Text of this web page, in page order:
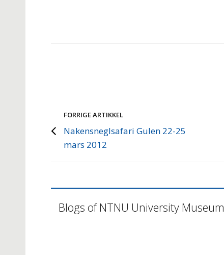
FORRIGE ARTIKKEL
Nakensneglsafari Gulen 22-25
mars 2012
Blogs of NTNU University Museum